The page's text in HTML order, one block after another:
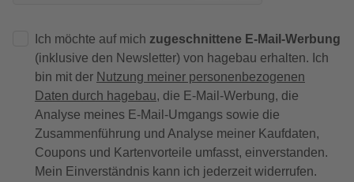
Ich möchte auf mich zugeschnittene E-Mail-Werbung
(inklusive den Newsletter) von hagebau erhalten. Ich
bin mit der Nutzung meiner personenbezogenen
Daten durch hagebau, die E-Mail-Werbung, die
Analyse meines E-Mail-Umgangs sowie die
Zusammenführung und Analyse meiner Kaufdaten,
Coupons und Kartenvorteile umfasst, einverstanden.
Mein Einverständnis kann ich jederzeit widerrufen.